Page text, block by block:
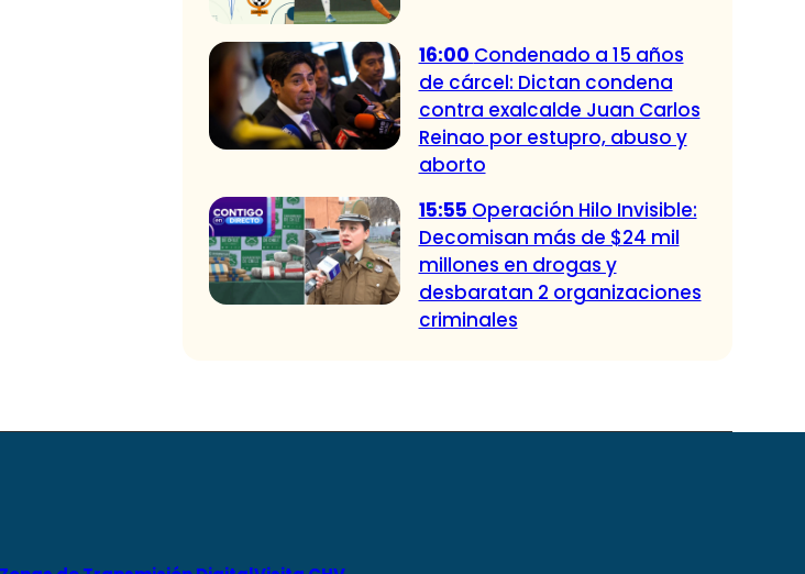
16:00 Condenado a 15 años
de cárcel: Dictan condena
contra exalcalde Juan Carlos
Reinao por estupro, abuso y
aborto
15:55 Operación Hilo Invisible:
Decomisan más de $24 mil
millones en drogas y
desbaratan 2 organizaciones
criminales